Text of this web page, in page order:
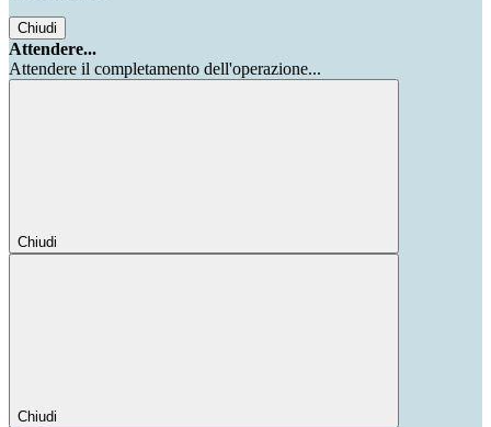
Chiudi
Attendere...
Attendere il completamento dell'operazione...
Chiudi
Chiudi